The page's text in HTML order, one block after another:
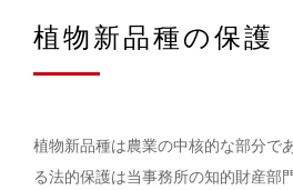
植物新品種の保護
植物新品種は農業の中核的な部分で
る法的保護は当事務所の知的財産部